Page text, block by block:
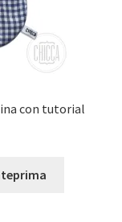
con tutorial